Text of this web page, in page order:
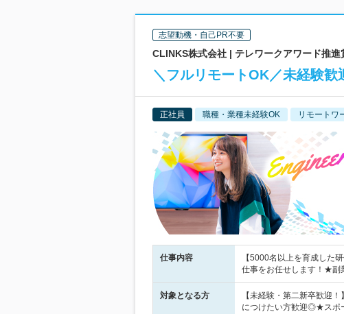
志望動機・自己PR不要
CLINKS株式会社 | テレワークアワード推
＼フルリモートOK／未経験
正社員 職種・業種未経験OK リモートワ
仕事内容
【5000名以上を育成した
仕事をお任せします！★
対象となる方
【未経験・第二新卒歓迎
につけたい方歓迎◎★スポ